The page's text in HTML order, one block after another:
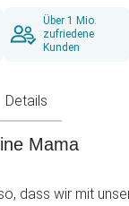
Über 1 Mio.
zufriedene
Kunden
Details
Mama
dass wir mit